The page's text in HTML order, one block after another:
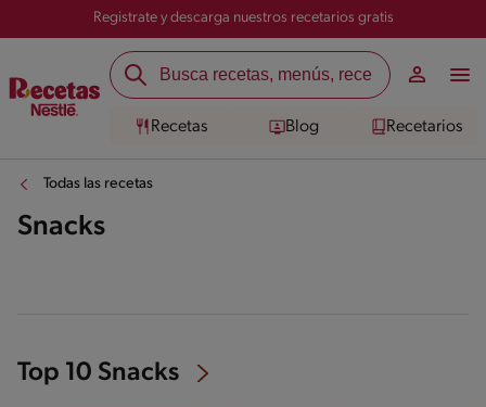
Registrate y descarga nuestros recetarios gratis
Recetas Blog Recetarios
Todas las recetas
Snacks
Top 10 Snacks